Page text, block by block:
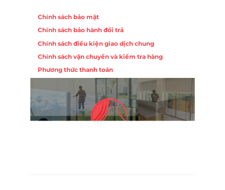
Chính sách bảo mật
Chính sách bảo hành đổi trả
Chính sách điều kiện giao dịch chung
Chính sách vận chuyển và kiểm tra hàng
Phương thức thanh toán